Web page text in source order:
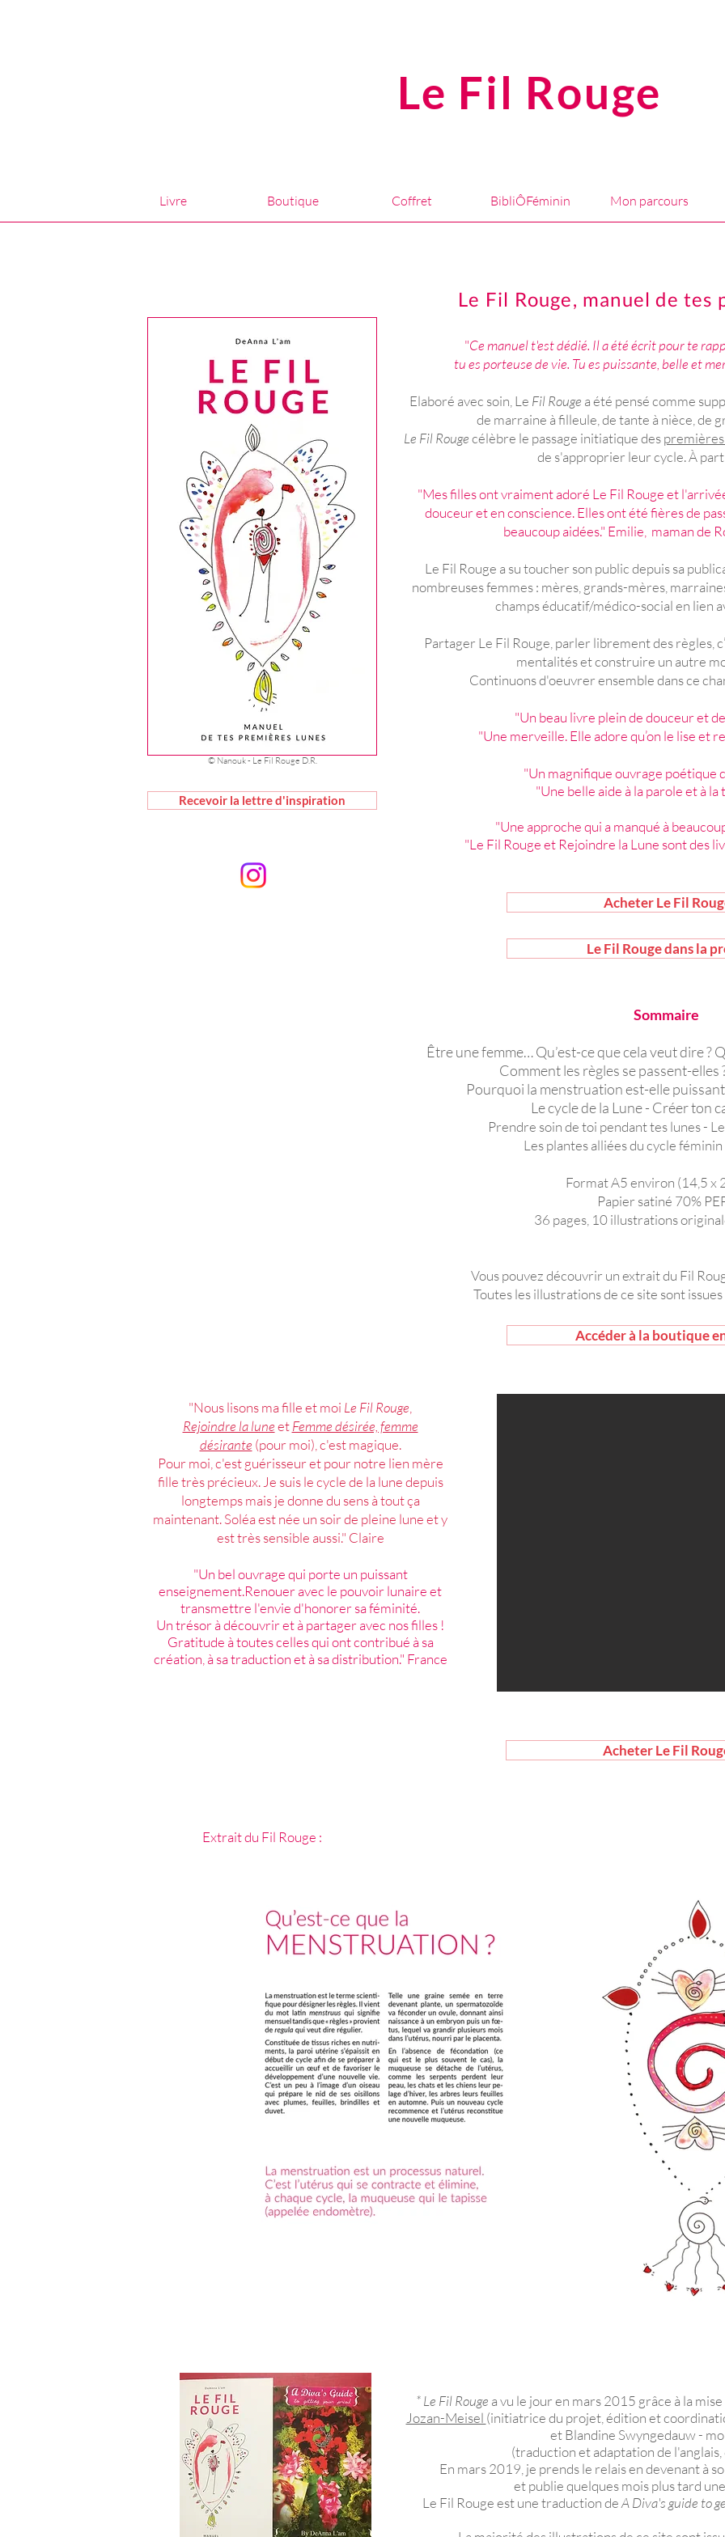
Livre Boutique Coffret BibliÔFéminin Mon parcours
Le Fil Rouge
Le Fil Rouge, manuel de tes
© Nanouk - Le Fil Rouge D.R.
Recevoir la lettre d'inspiration
"Ce manuel t'est dédié. Il a été écrit pour te
tu es porteuse de vie. Tu es puissante, belle et
Elaboré avec soin, Le Fil Rouge a été pensé comme
de marraine à filleule, de tante à nièce, de
Le Fil Rougecélèbre le passage initiatique des
de s'approprier leur cycle. À
"Mes filles ont vraiment adoré Le Fil Rouge et
douceur et en conscience.Elles ont été fières de
beaucoup aidées." Emilie, maman de
Le Fil Rouge a su toucher son public depuis sa
nombreuses femmes : mères, grands-mères,
champs éducatif/médico-social en lien
Partager Le Fil Rouge, parler librement des règles,
mentalités et construire un autre
Continuons d'oeuvrer ensemble dans ce
"Un beau livre plein de douceur et
"Une merveille. Elle adore qu’on le lise et
"Un magnifique ouvrage poétique
"Une belle aide à la parole et à la
"Une approche qui a manqué à
"Le Fil Rouge et Rejoindre la Lune sont des
Acheter Le Fil
Le Fil Rouge dans la
Sommaire
Être une femme… Qu’est-ce que cela veut dire ?
Comment les règles se passent-elles
Pourquoi la menstruation est-elle
Le cycle de la Lune - Créer ton
Prendre soin de toi pendant tes lunes -
Les plantes alliées du cycle
Format A5 environ (14,5 x
Papier satiné 70%
36 pages, 10 illustrations
Vous pouvez découvrir un extrait du Fil
Toutes les illustrations de ce site sont
Accéder à la boutique
"Nous lisons ma fille et moi Le Fil Rouge
Rejoindre la luneetFemme désirée, femme
désirante (pour moi), c'est magique.
Pour moi, c'est guérisseur et pour notre lien mère
fille très précieux. Je suis le cycle de la lune depuis
longtemps mais je donne du sens à tout ça
maintenant. Soléa est née un soir de pleine lune et y
est très sensible aussi." Claire
"Un bel ouvrage qui porte un puissant
enseignement.Renouer avec le pouvoir lunaire et
transmettre l'envie d'honorer sa féminité.
Un trésor à découvrir et à partager avec nos filles !
Gratitude à toutes celles qui ont contribué à sa
création, à sa traduction et à sa distribution." France
Acheter Le Fil
Extrait du Fil Rouge :
* Le Fil Rouge a vu le jour en mars 2015 grâce à la
Jozan-Meisel (initiatrice du projet, édition et
et Blandine Swyngedauw -
(traduction et adaptation de
En mars 2019, je prends le relais en devenant à
et publie quelques mois plus tard
Le Fil Rouge est une traduction deA Diva's guide to